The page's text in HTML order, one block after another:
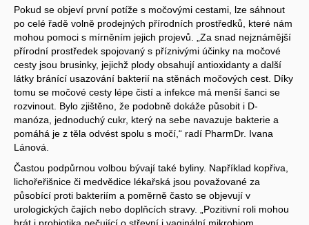
Pokud se objeví první potíže s močovými cestami, lze sáhnout
po celé řadě volně prodejných přírodních prostředků, které nám
mohou pomoci s mírněním jejich projevů. „Za snad nejznámější
přírodní prostředek spojovaný s příznivými účinky na močové
cesty jsou brusinky, jejichž plody obsahují antioxidanty a další
látky bránící usazování bakterií na stěnách močových cest. Díky
tomu se močové cesty lépe čistí a infekce má menší šanci se
rozvinout. Bylo zjištěno, že podobně dokáže působit i D-
manóza, jednoduchý cukr, který na sebe navazuje bakterie a
pomáhá je z těla odvést spolu s močí,“ radí PharmDr. Ivana
Lánová.
Častou podpůrnou volbou bývají také byliny. Například kopřiva,
lichořeřišnice či medvědice lékařská jsou považované za
působící proti bakteriím a poměrně často se objevují v
urologických čajích nebo doplňcích stravy. „Pozitivní roli mohou
hrát i probiotika pečující o střevní i vaginální mikrobiom,